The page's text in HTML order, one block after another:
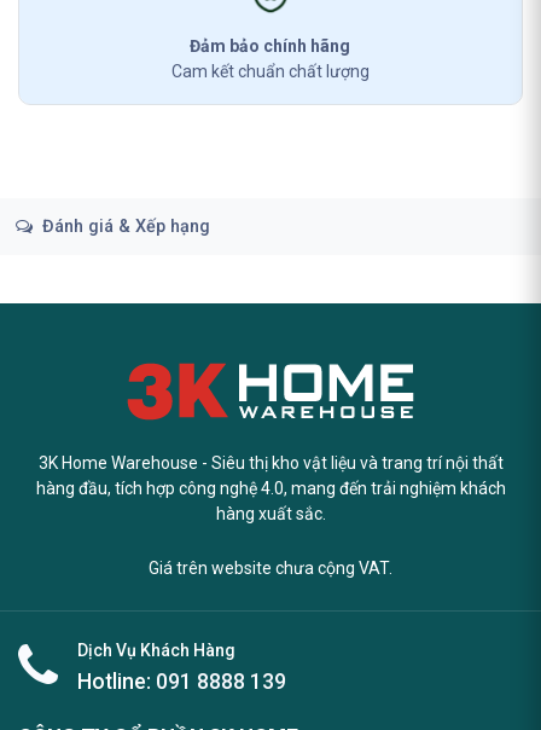
Đảm bảo chính hãng
Cam kết chuẩn chất lượng
Đánh giá & Xếp hạng
3K Home Warehouse - Siêu thị kho vật liệu và trang trí nội thất
hàng đầu, tích hợp công nghệ 4.0, mang đến trải nghiệm khách
hàng xuất sắc.
Giá trên website chưa cộng VAT.
Dịch Vụ Khách Hàng
Hotline: 091 8888 139